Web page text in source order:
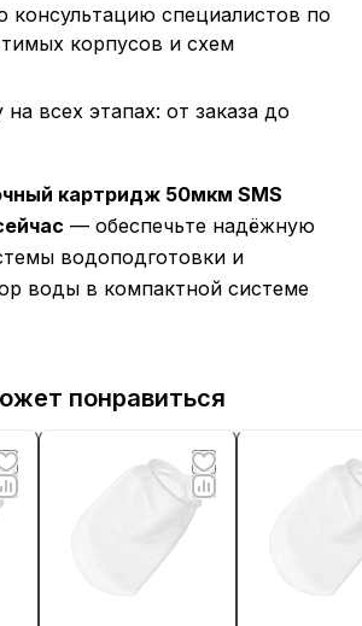
консультацию специалистов по
корпусов и схем
всех этапах: от заказа до
картридж 50мкм SMS
— обеспечьте надёжную
водоподготовки и
воды в компактной системе
понравиться